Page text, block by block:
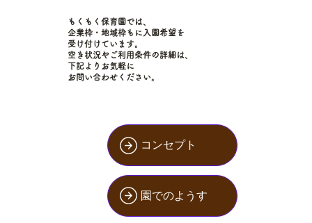
コンセプト
園でのようす
もくもく保育園では、
企業枠・地域枠もに入園希望を
受け付けています。
空き状況やご利用条件の詳細は、
下記よりお気軽に
お問い合わせください。